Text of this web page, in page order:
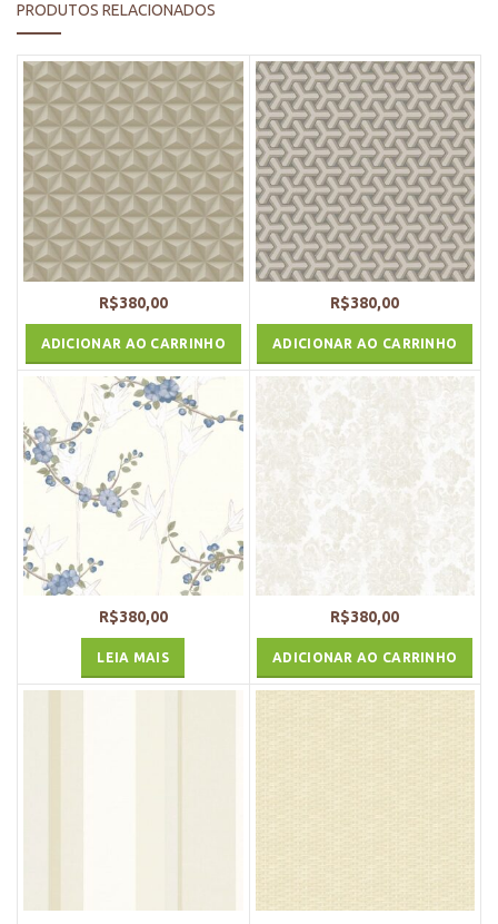
PRODUTOS RELACIONADOS
R$380,00
ADICIONAR AO CARRINHO
R$380,00
ADICIONAR AO CARRINHO
R$380,00
LEIA MAIS
R$380,00
ADICIONAR AO CARRINHO